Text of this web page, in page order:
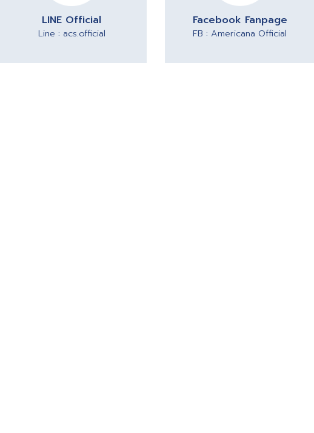
LINE Official
Line : acs.official
Facebook Fanpage
FB : Americana Official